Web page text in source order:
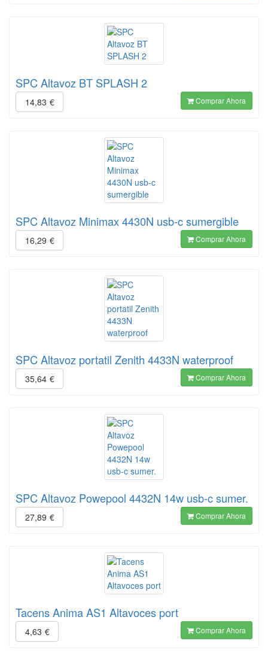
SPC Altavoz BT SPLASH 2
14,83 € Comprar Ahora
SPC Altavoz Minimax 4430N usb-c sumergible
16,29 € Comprar Ahora
SPC Altavoz portatil Zenith 4433N waterproof
35,64 € Comprar Ahora
SPC Altavoz Powepool 4432N 14w usb-c sumer.
27,89 € Comprar Ahora
Tacens Anima AS1 Altavoces port
4,63 € Comprar Ahora